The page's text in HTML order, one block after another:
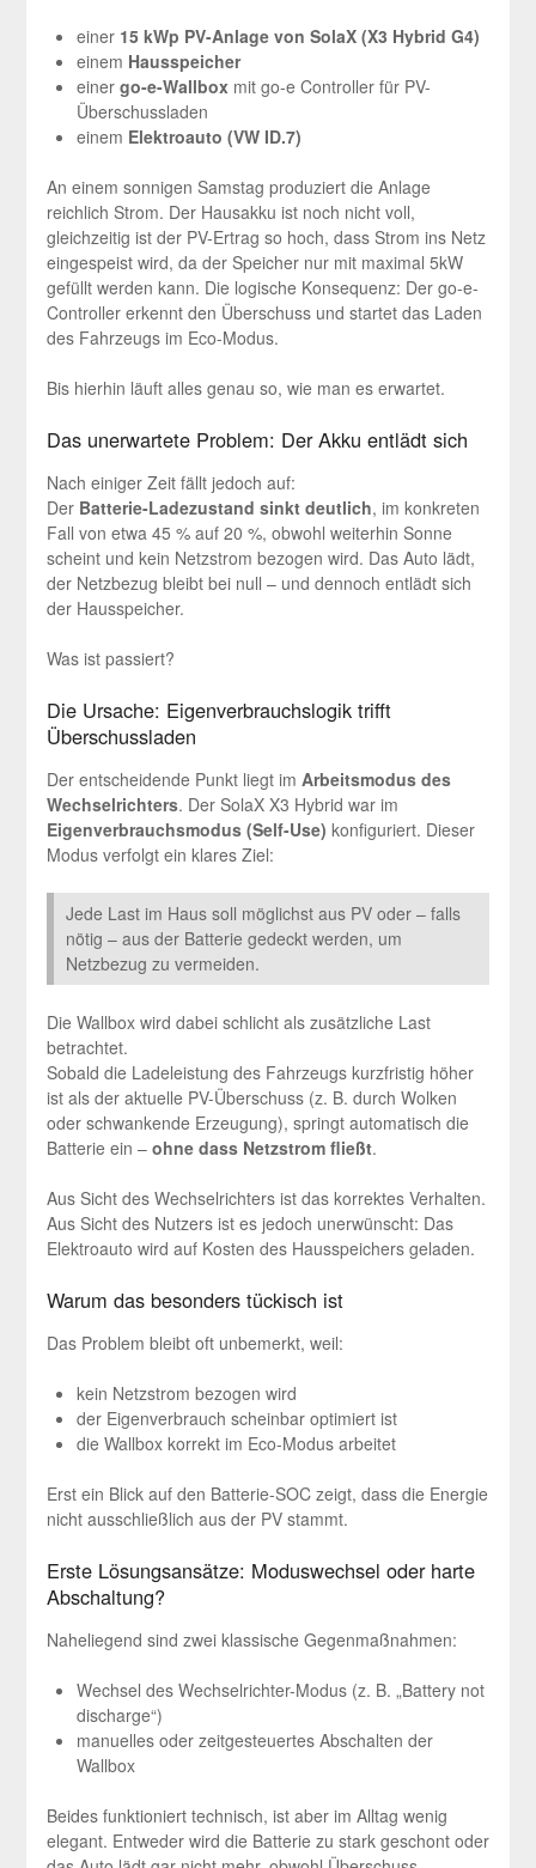
einer 15 kWp PV-Anlage von SolaX (X3 Hybrid G4)
einem Hausspeicher
einer go-e-Wallboxmit go-e Controller für PV-
Überschussladen
einem Elektroauto (VW ID.7)
An einem sonnigen Samstag produziert die Anlage
reichlich Strom. Der Hausakku ist noch nicht voll,
gleichzeitig ist der PV-Ertrag so hoch, dass Strom ins Netz
eingespeist wird, da der Speicher nur mit maximal 5kW
gefüllt werden kann. Die logische Konsequenz: Der go-e-
Controller erkennt den Überschuss und startet das Laden
des Fahrzeugs im Eco-Modus.
Bis hierhin läuft alles genau so, wie man es erwartet.
Das unerwartete Problem: Der Akku entlädt sich
Nach einiger Zeit fällt jedoch auf:
Der Batterie-Ladezustand sinkt deutlich, im konkreten
Fall von etwa 45 % auf 20 %, obwohl weiterhin Sonne
scheint und kein Netzstrom bezogen wird. Das Auto lädt,
der Netzbezug bleibt bei null – und dennoch entlädt sich
der Hausspeicher.
Was ist passiert?
Die Ursache: Eigenverbrauchslogik trifft
Überschussladen
Der entscheidende Punkt liegt im Arbeitsmodus des
Wechselrichters. Der SolaX X3 Hybrid war im
Eigenverbrauchsmodus (Self-Use) konfiguriert. Dieser
Modus verfolgt ein klares Ziel:
Jede Last im Haus soll möglichst aus PV oder – falls
nötig – aus der Batterie gedeckt werden, um
Netzbezug zu vermeiden.
Die Wallbox wird dabei schlicht als zusätzliche Last
betrachtet.
Sobald die Ladeleistung des Fahrzeugs kurzfristig höher
ist als der aktuelle PV-Überschuss (z. B. durch Wolken
oder schwankende Erzeugung), springt automatisch die
Batterie ein – ohne dass Netzstrom fließt.
Aus Sicht des Wechselrichters ist das korrektes Verhalten.
Aus Sicht des Nutzers ist es jedoch unerwünscht: Das
Elektroauto wird auf Kosten des Hausspeichers geladen.
Warum das besonders tückisch ist
Das Problem bleibt oft unbemerkt, weil:
kein Netzstrom bezogen wird
der Eigenverbrauch scheinbar optimiert ist
die Wallbox korrekt im Eco-Modus arbeitet
Erst ein Blick auf den Batterie-SOC zeigt, dass die Energie
nicht ausschließlich aus der PV stammt.
Erste Lösungsansätze: Moduswechsel oder harte
Abschaltung?
Naheliegend sind zwei klassische Gegenmaßnahmen:
Wechsel des Wechselrichter-Modus (z. B. „Battery not
discharge“)
manuelles oder zeitgesteuertes Abschalten der
Wallbox
Beides funktioniert technisch, ist aber im Alltag wenig
elegant. Entweder wird die Batterie zu stark geschont oder